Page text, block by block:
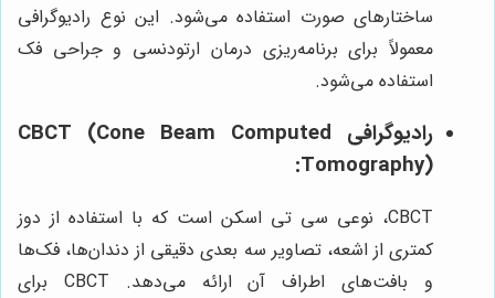
ساختارهای صورت استفاده می‌شود. این نوع رادیوگرافی
معمولاً برای برنامه‌ریزی درمان ارتودنسی و جراحی فک
استفاده می‌شود.
رادیوگرافی CBCT (Cone Beam Computed
Tomography):
CBCT، نوعی سی تی اسکن است که با استفاده از دوز
کمتری از اشعه، تصاویر سه بعدی دقیقی از دندان‌ها، فک‌ها
و بافت‌های اطراف آن ارائه می‌دهد. CBCT برای